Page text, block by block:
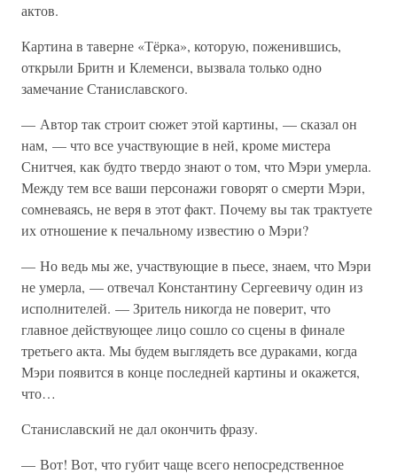
актов.
Картина в таверне «Тёрка», которую, поженившись,
открыли Бритн и Клеменси, вызвала только одно
замечание Станиславского.
— Автор так строит сюжет этой картины, — сказал он
нам, — что все участвующие в ней, кроме мистера
Снитчея, как будто твердо знают о том, что Мэри умерла.
Между тем все ваши персонажи говорят о смерти Мэри,
сомневаясь, не веря в этот факт. Почему вы так трактуете
их отношение к печальному известию о Мэри?
— Но ведь мы же, участвующие в пьесе, знаем, что Мэри
не умерла, — отвечал Константину Сергеевичу один из
исполнителей. — Зритель никогда не поверит, что
главное действующее лицо сошло со сцены в финале
третьего акта. Мы будем выглядеть все дураками, когда
Мэри появится в конце последней картины и окажется,
что…
Станиславский не дал окончить фразу.
— Вот! Вот, что губит чаще всего непосредственное